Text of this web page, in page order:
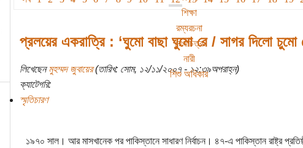
শিক্ষা
রম্যরচনা
রেখাচিত্র
নারী
শিশু অধিকার
‌‌‌প্রলয়ের একরাত্রি : ‘ঘুমো বাছা ঘুমো রে / সাগর দিলো চুমো
লিখেছেনমুহম্মদ জুবায়ের(তারিখ: সোম, ১২/১১/২০০৭ - ১২:৩৯অপরাহ্ন)
ক্যাটেগরি:
স্মৃতিচারণ
১৯৭০ সাল। আর মাসখানেক পর পাকিস্তানে সাধারণ নির্বাচন। ৪৭-এ পাকিস্তান রাষ্ট্র